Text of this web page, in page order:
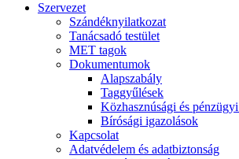
Szervezet
Szándéknyilatkozat
Tanácsadó testület
MET tagok
Dokumentumok
Alapszabály
Taggyűlések
Közhasznúsági és
Bírósági igazolások
Kapcsolat
Adatvédelem és adatbiztonság